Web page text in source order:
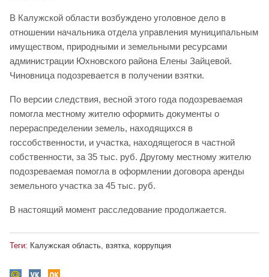
В Калужской области возбуждено уголовное дело в
отношении начальника отдела управления муниципальным
имуществом, природными и земельными ресурсами
администрации Юхновского района Елены Зайцевой.
Чиновница подозревается в получении взятки.
По версии следствия, весной этого года подозреваемая
помогла местному жителю оформить документы о
перераспределении земель, находящихся в
госсобственности, и участка, находящегося в частной
собственности, за 35 тыс. руб. Другому местному жителю
подозреваемая помогла в оформлении договора аренды
земельного участка за 45 тыс. руб.
В настоящий момент расследование продолжается.
Теги: Калужская область взятка коррупция